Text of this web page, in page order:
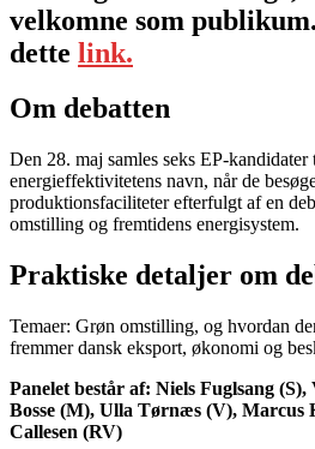
velkomne som
dette link.
Om debatten
Den 28. maj samles seks EP-kandidater
energieffektivitetens navn, når de
produktionsfaciliteter efterfulgt af en
omstilling og fremtidens energisystem.
Praktiske detaljer om
Temaer: Grøn omstilling, og hvordan
fremmer dansk eksport, økonomi og
Panelet består af: Niels Fuglsang
Bosse (M), Ulla Tørnæs (V), Marcus
Callesen (RV)